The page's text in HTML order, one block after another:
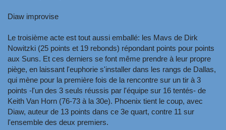
Diaw improvise
Le troisième acte est tout aussi emballé: les Mavs de Dirk
Nowitzki (25 points et 19 rebonds) répondant points pour points
aux Suns. Et ces derniers se font même prendre à leur propre
piège, en laissant l'euphorie s'installer dans les rangs de Dallas,
qui mène pour la première fois de la rencontre sur un tir à 3
points -l'un des 3 seuls réussis par l'équipe sur 16 tentés- de
Keith Van Horn (76-73 à la 30e). Phoenix tient le coup, avec
Diaw, auteur de 13 points dans ce 3e quart, contre 11 sur
l'ensemble des deux premiers.